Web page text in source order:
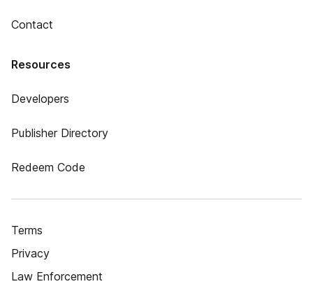
Contact
Resources
Developers
Publisher Directory
Redeem Code
Terms
Privacy
Law Enforcement